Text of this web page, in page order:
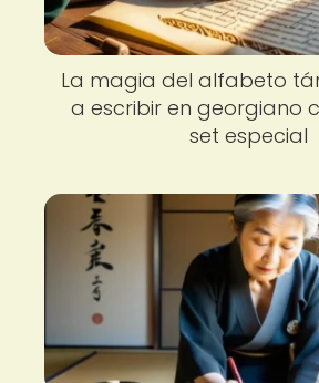
La magia del alfabeto
a escribir en georgiano
set especial